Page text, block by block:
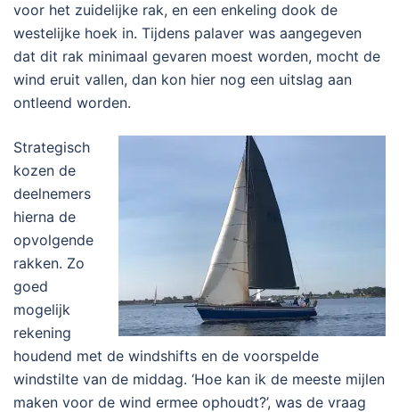
voor het zuidelijke rak, en een enkeling dook de
westelijke hoek in. Tijdens palaver was aangegeven
dat dit rak minimaal gevaren moest worden, mocht de
wind eruit vallen, dan kon hier nog een uitslag aan
ontleend worden.
Strategisch
kozen de
deelnemers
hierna de
opvolgende
rakken. Zo
goed
mogelijk
rekening
houdend met de windshifts en de voorspelde
windstilte van de middag. ‘Hoe kan ik de meeste mijlen
maken voor de wind ermee ophoudt?’, was de vraag